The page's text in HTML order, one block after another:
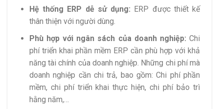
Hệ thống ERP dễ sử dụng: ERP được thiết kế
thân thiện với người dùng.
Phù hợp với ngân sách của doanh nghiệp: Chi
phí triển khai phần mềm ERP cần phù hợp với khả
năng tài chính của doanh nghiệp. Những chi phí mà
doanh nghiệp cần chi trả, bao gồm: Chi phí phần
mềm, chi phí triển khai thực hiện, chi phí bảo trì
hằng năm,…